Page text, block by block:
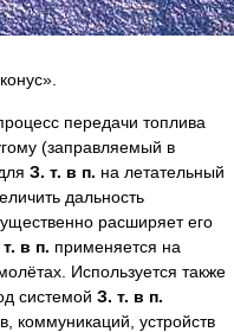
передачи топлива
(заправляемый в
З. т. в п. на летательный
дальность
расширяет его
в п. применяется на
Используется также
системой З. т. в п.
коммуникаций, устройств